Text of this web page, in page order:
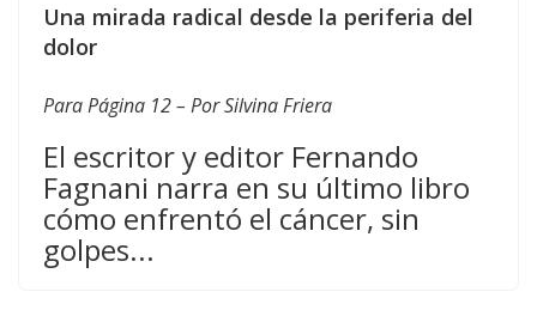
Una mirada radical desde la periferia del
dolor
Para Página 12 – PorSilvina Friera
El escritor y editor Fernando
Fagnani narra en su último libro
cómo enfrentó el cáncer, sin
golpes...